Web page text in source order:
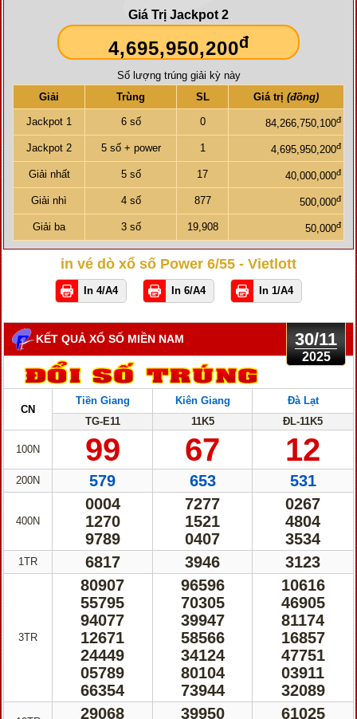
Giá Trị Jackpot 2
4,695,950,200đ
Số lượng trúng giải kỳ này
Giải
Trùng SL Giá trị (đồng)
Jackpot 1 6 số 0 84,266,750,100đ
Jackpot 2 5 số + power 1 4,695,950,200đ
Giải nhất 5 số 17 40,000,000đ
Giải nhì 4 số 877 500,000đ
Giải ba 3 số 19,908 50,000đ
in vé dò xổ số Power 6/55 - Vietlott
In 4/A4 In 6/A4 In 1/A4
KẾT QUẢ XỔ SỐ MIỀN NAM 30/11
2025
CN
100N
200N
400N
1TR
3TR
Tiền Giang
TG-E11
99
579
0004
1270
9789
6817
80907
55795
94077
12671
24449
05789
66354
29068
Kiên Giang
11K5
67
653
7277
1521
0407
3946
96596
70305
39947
58566
34124
80104
73944
39950
Đà Lạt
ĐL-11K5
12
531
0267
4804
3534
3123
10616
46905
81174
16857
47751
03911
32089
61025